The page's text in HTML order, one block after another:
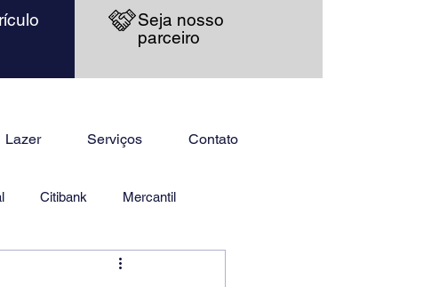
Seja nosso
parceiro
Lazer Serviços Contato
Citibank Mercantil